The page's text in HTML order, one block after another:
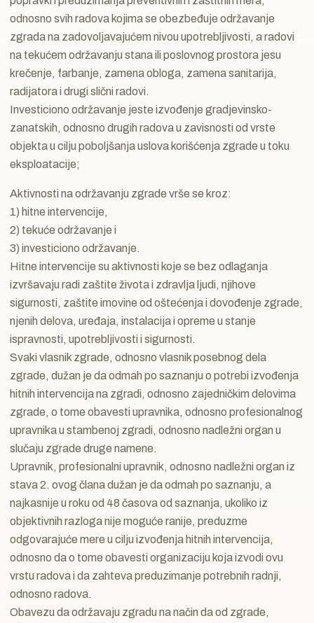
odnosno svih radova kojima se obezbeđuje održavanje
zgrada na zadovoljavajućem nivou upotrebljivosti, a radovi
na tekućem održavanju stana ili poslovnog prostora jesu
krečenje, farbanje, zamena obloga, zamena sanitarija,
radijatora i drugi slični radovi.
Investiciono održavanje jeste izvođenje gradjevinsko-
zanatskih, odnosno drugih radova u zavisnosti od vrste
objekta u cilju poboljšanja uslova korišćenja zgrade u toku
eksploatacije;
Aktivnosti na održavanju zgrade vrše se kroz:
1) hitne intervencije,
2) tekuće održavanje i
3) investiciono održavanje.
Hitne intervencije su aktivnosti koje se bez odlaganja
izvršavaju radi zaštite života i zdravlja ljudi, njihove
sigurnosti, zaštite imovine od oštećenja i dovođenje zgrade,
njenih delova, uređaja, instalacija i opreme u stanje
ispravnosti, upotrebljivosti i sigurnosti.
Svaki vlasnik zgrade, odnosno vlasnik posebnog dela
zgrade, dužan je da odmah po saznanju o potrebi izvođenja
hitnih intervencija na zgradi, odnosno zajedničkim delovima
zgrade, o tome obavesti upravnika, odnosno profesionalnog
upravnika u stambenoj zgradi, odnosno nadležni organ u
slučaju zgrade druge namene.
Upravnik, profesionalni upravnik, odnosno nadležni organ iz
stava 2. ovog člana dužan je da odmah po saznanju, a
najkasnije u roku od 48 časova od saznanja, ukoliko iz
objektivnih razloga nije moguće ranije, preduzme
odgovarajuće mere u cilju izvođenja hitnih intervencija,
odnosno da o tome obavesti organizaciju koja izvodi ovu
vrstu radova i da zahteva preduzimanje potrebnih radnji,
odnosno radova.
Obavezu da održavaju zgradu na način da od zgrade,